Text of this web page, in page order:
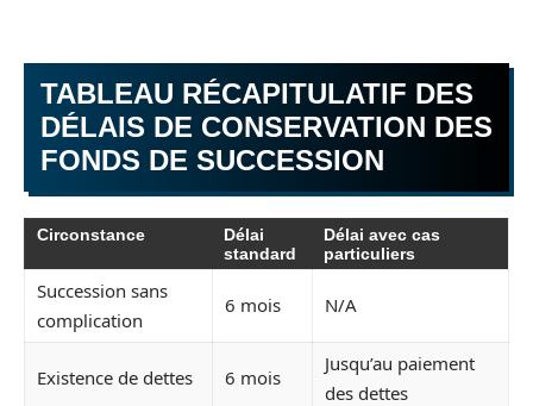
TABLEAU RÉCAPITULATIF DES
DÉLAIS DE CONSERVATION DES
FONDS DE SUCCESSION
Circonstance
Délai
standard
Délai avec cas
particuliers
Succession sans
complication
6 mois N/A
Existence de dettes 6 mois
Jusqu’au paiement
des dettes